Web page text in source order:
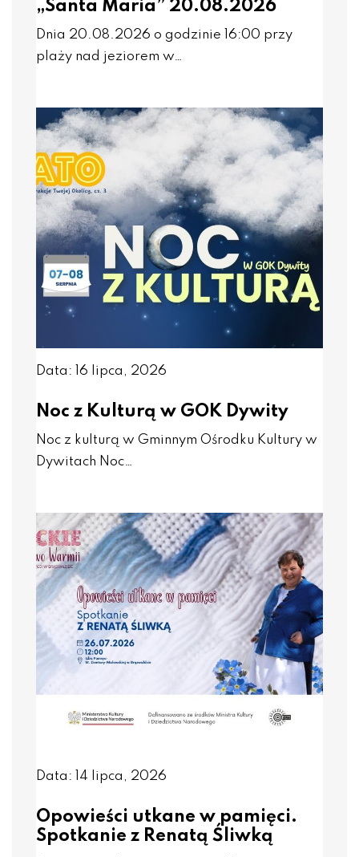
„Santa Maria” 20.08.2026
Dnia 20.08.2026 o godzinie 16:00 przy
plaży nad jeziorem w…
Data: 16 lipca, 2026
Noc z Kulturą w GOK Dywity
Noc z kulturą w Gminnym Ośrodku Kultury w
Dywitach Noc…
Data: 14 lipca, 2026
Opowieści utkane w pamięci.
Spotkanie z Renatą Śliwką